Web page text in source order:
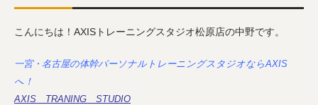
こんにちは！AXISトレーニングスタジオ松原店の中野です。
一宮・名古屋の体幹パーソナルトレーニングスタジオならAXIS
へ！
AXIS TRANING STUDIO